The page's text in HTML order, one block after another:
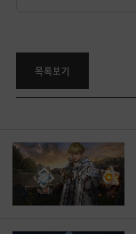
목록보기